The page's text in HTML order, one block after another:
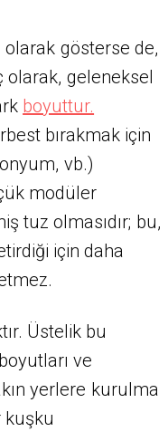
gösterse de,
​​olarak, geleneksel
boyuttur.
bırakmak için
vb.)
modüler
tuz olmasıdır; bu,
için daha
Üstelik bu
ve
yerlere kurulma
kuşku